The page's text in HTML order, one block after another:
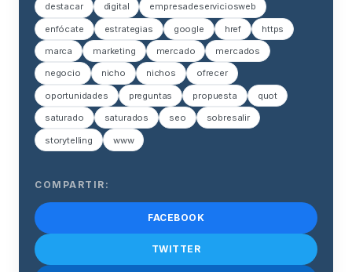
destacar digital empresadeserviciosweb
enfócate estrategias google href https
marca marketing mercado mercados
negocio nicho nichos ofrecer
oportunidades preguntas propuesta quot
saturado saturados seo sobresalir
storytelling www
COMPARTIR:
FACEBOOK
TWITTER